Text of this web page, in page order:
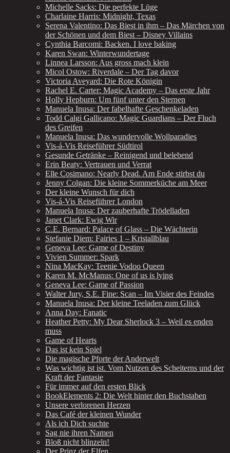
Michelle Sacks: Die perfekte Lüge
Charlaine Harris: Midnight, Texas
Serena Valentino: Das Biest in ihm – Das Märchen von
der Schönen und dem Biest – Disney Villains
Cynthia Barcomi: Backen. I love baking
Karen Swan: Winterwundertage
Linnea Larsson: Aus gross mach klein
Micol Ostow: Riverdale – Der Tag davor
Victoria Aveyard: Die Rote Königin
Rachel E. Carter: Magic Academy – Das erste Jahr
Holly Hepburn: Um fünf unter den Sternen
Manuela Inusa: Der fabelhafte Geschenkeladen
Todd Calgi Gallicano: Magic Guardians – Der Fluch
des Greifen
Manuela Inusa: Das wundervolle Wollparadies
Vis-á-Vis Reiseführer Südtirol
Gesunde Getränke – Reinigend und belebend
Erin Beaty: Vertrauen und Verrat
Elle Cosimano: Nearly Dead. Am Ende stirbst du
Jenny Colgan: Die kleine Sommerküche am Meer
Der kleine Wunsch für dich
Vis-á-Vis Reiseführer London
Manuela Inusa: Der zauberhafte Trödelladen
Janet Clark: Ewig Wir
C.E. Bernard: Palace of Glass – Die Wächterin
Stefanie Diem: Fairies 1 – Kristallblau
Geneva Lee: Game of Destiny
Vivien Summer: Spark
Nina MacKay: Teenie Vodoo Queen
Karen M. McManus: One of us is lying
Geneva Lee: Game of Passion
Walter Jury, S.E. Fine: Scan – Im Visier des Feindes
Manuela Inusa: Der kleine Teeladen zum Glück
Anna Day: Fanatic
Heather Petty: My Dear Sherlock 3 – Weil es enden
muss
Game of Hearts
Das ist kein Spiel
Die magische Pforte der Anderwelt
Was wichtig ist ist. Vom Nutzen des Scheiterns und der
Kraft der Fantasie
Für immer auf den ersten Blick
BookElements 2: Die Welt hinter den Buchstaben
Unsere verlorenen Herzen
Das Café der kleinen Wunder
Als ich Dich suchte
Sag nie ihren Namen
Bloß nicht blinzeln!
Der Prinz der Elfen